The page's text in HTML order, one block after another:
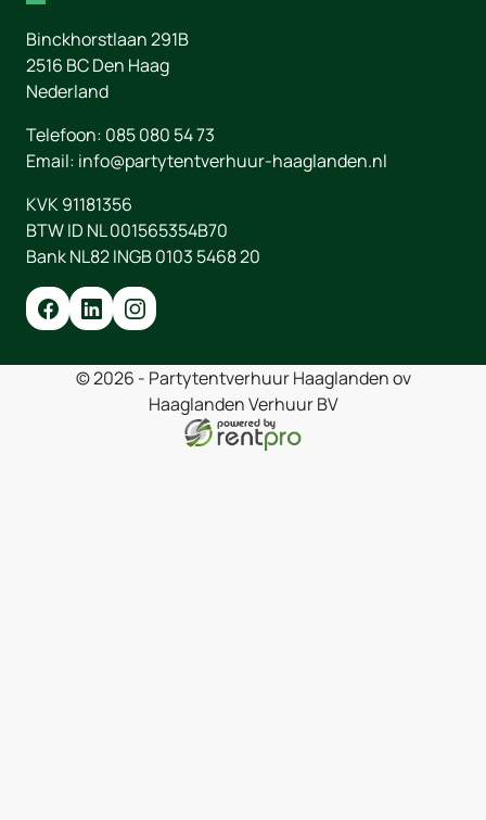
Binckhorstlaan 291B
2516 BCDen Haag
Nederland
Telefoon: 085 080 54 73
Email: info@partytentverhuur-haaglanden.nl
KVK 91181356
BTW ID NL 001565354B70
Bank NL82 INGB 0103 5468 20
© 2026 - Partytentverhuur Haaglanden ov
Haaglanden Verhuur BV